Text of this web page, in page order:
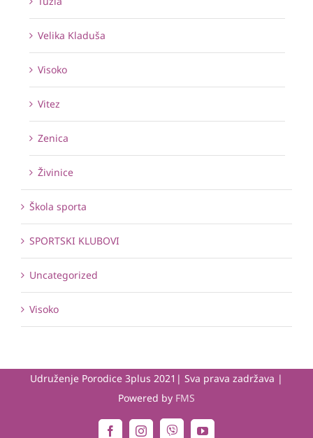
Velika Kladuša
Visoko
Vitez
Zenica
Živinice
Škola sporta
SPORTSKI KLUBOVI
Uncategorized
Visoko
Udruženje Porodice 3plus 2021| Sva prava zadržava |
Powered by FMS
Viber